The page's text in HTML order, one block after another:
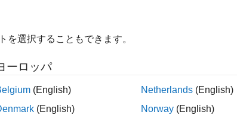
を選択することもできます。
ーロッパ
(English)
(English)
Netherlands (English)
Norway (English)